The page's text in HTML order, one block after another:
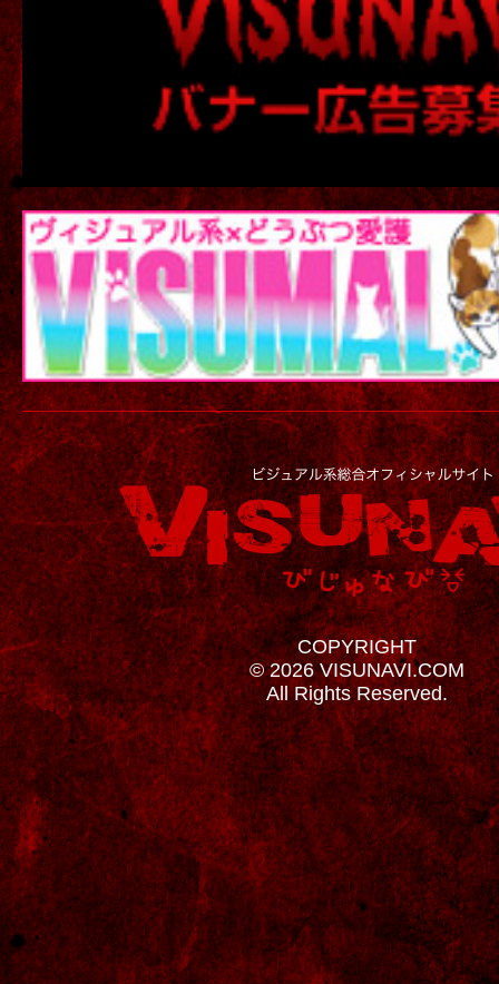
COPYRIGHT
© 2026 VISUNAVI.COM
All Rights Reserved.